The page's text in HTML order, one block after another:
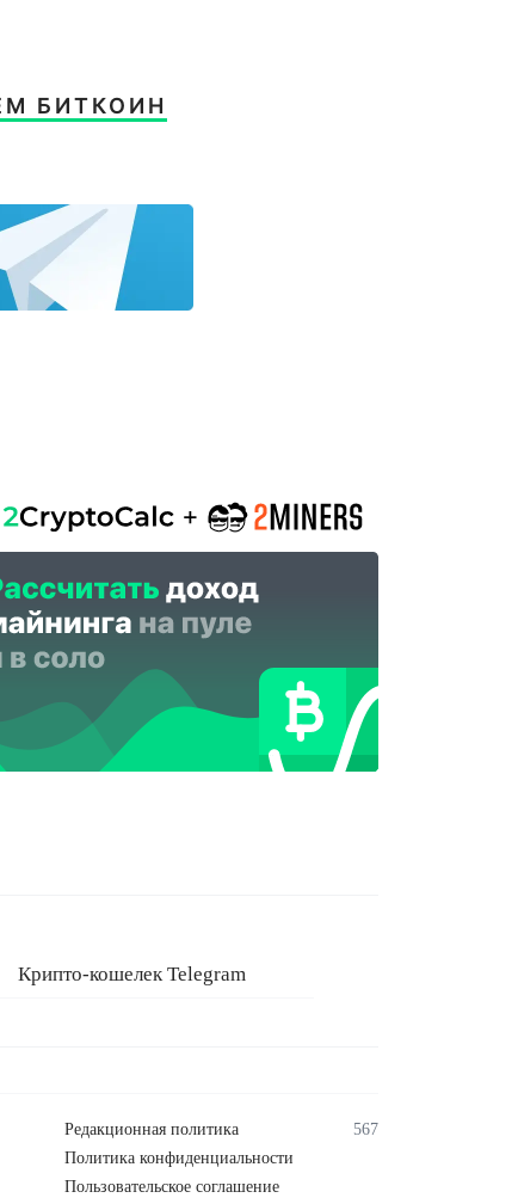
БИТКОИН
Крипто-кошелек Telegram
Редакционная политика
Политика конфиденциальности
Пользовательское соглашение
567